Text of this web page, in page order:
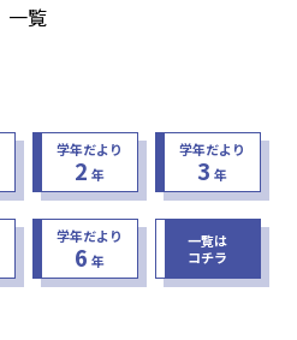
一覧
学年だより
2 年
学年だより
3 年
学年だより
6 年
一覧は
コチラ